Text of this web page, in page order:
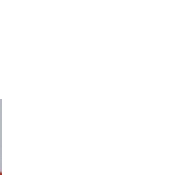
Open de galerij in vergrote